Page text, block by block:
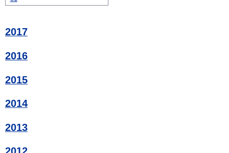
2017
2016
2015
2014
2013